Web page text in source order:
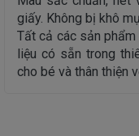
giấy. Không bị khô
Tất cả các sản
liệu có sẵn trong
cho bé và thân thiện